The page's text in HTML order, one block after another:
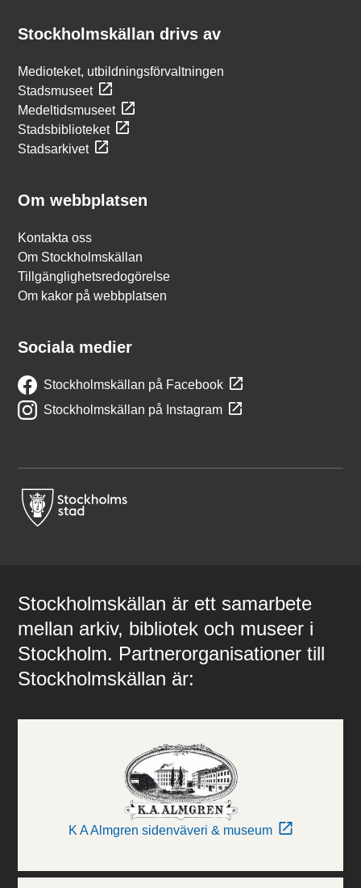
Stockholmskällan drivs av
Medioteket, utbildningsförvaltningen
Stadsmuseet
Medeltidsmuseet
Stadsbiblioteket
Stadsarkivet
Om webbplatsen
Kontakta oss
Om Stockholmskällan
Tillgänglighetsredogörelse
Om kakor på webbplatsen
Sociala medier
Stockholmskällan på Facebook
Stockholmskällan på Instagram
Stockholmskällan är ett samarbete
mellan arkiv, bibliotek och museer i
Stockholm. Partnerorganisationer till
Stockholmskällan är:
K A Almgren sidenväveri & museum